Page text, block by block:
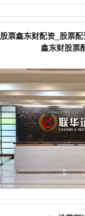
股票鑫东财配资_股票
鑫东财股票